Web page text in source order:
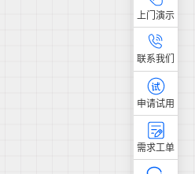
上门演示
联系我们
申请试用
需求工单